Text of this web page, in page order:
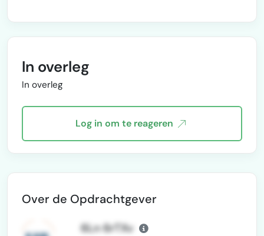
In overleg
In overleg
Log in om te reageren
Over de Opdrachtgever
6Ln 6rTXv